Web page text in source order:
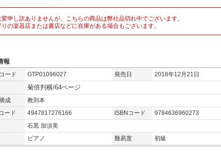
申し訳ありませんが、こちらの商品は弊社品切れ中でございます。
りの楽器店または書店などに在庫がある場合もございます。
報
ード GTP01096027 発売日
2018年12月21日
菊倍判横/64ページ
成
教則本
ード
4947817276166 ISBNコード
9784636960273
石黒 加須美
ピアノ 難易度 初級